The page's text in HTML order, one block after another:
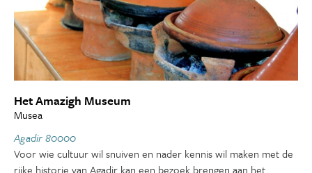
Het Amazigh Museum
Musea
Agadir 80000
Voor wie cultuur wil snuiven en nader kennis wil maken met de
rijke historie van Agadir kan een bezoek brengen aan het